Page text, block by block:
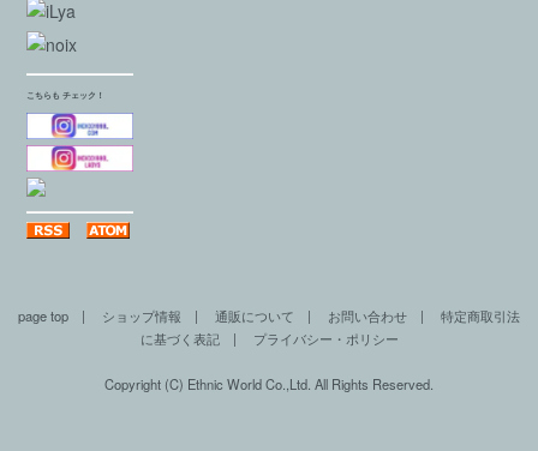
こちらも チェック！
page top | ショップ情報 | 通販について | お問い合わせ | 特定商取引法
に基づく表記| プライバシー・ポリシー
Copyright (C) Ethnic World Co.,Ltd. All Rights Reserved.